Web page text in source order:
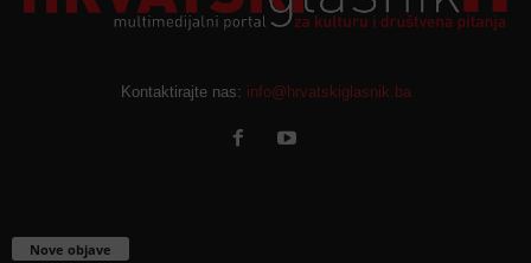
Kontaktirajte nas: info@hrvatskiglasnik.ba
Nove objave